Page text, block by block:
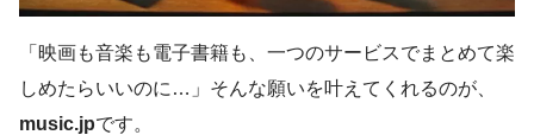
「映画も音楽も電子書籍も、一つのサービスでまとめて楽
しめたらいいのに…」そんな願いを叶えてくれるのが、
music.jpです。